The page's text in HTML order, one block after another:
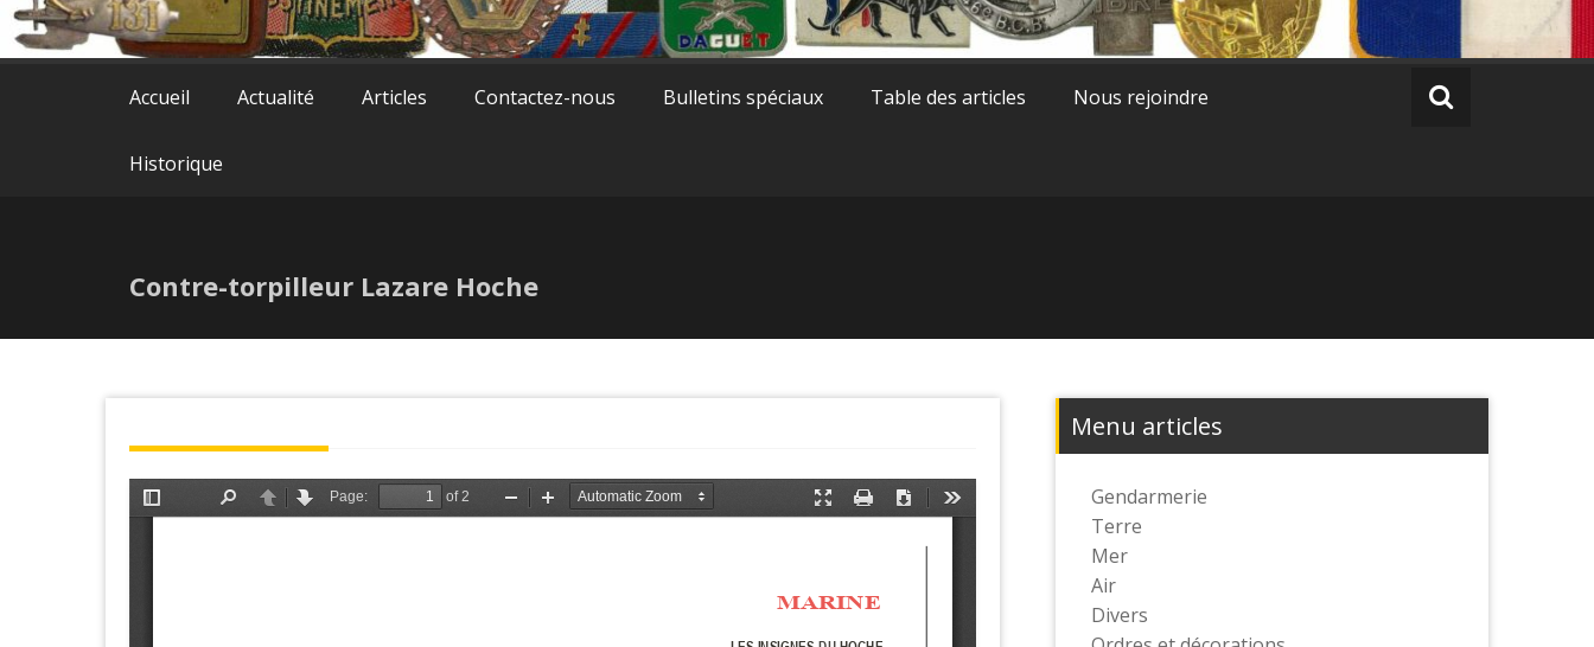
Accueil Actualité Articles Contactez-nous Bulletins spéciaux Table des articles Nous rejoindre
Historique
Contre-torpilleur Lazare Hoche
Menu articles
Gendarmerie
Terre
Mer
Air
Divers